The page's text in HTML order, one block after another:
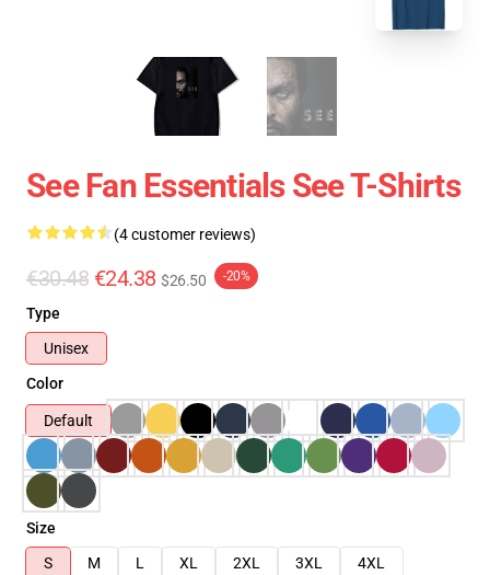
See Fan Essentials See T-Shirts
(4 customer reviews)
€30.48 €24.38 $26.50 -20%
Type
Unisex
Color
Default
Size
S
M L XL 2XL 3XL
4XL